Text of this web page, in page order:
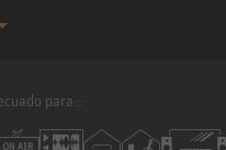
para::